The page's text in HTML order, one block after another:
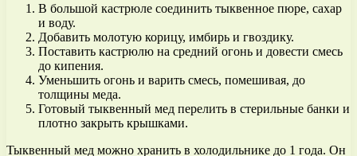
В большой кастрюле соединить тыквенное пюре, сахар
и воду.
Добавить молотую корицу, имбирь и гвоздику.
Поставить кастрюлю на средний огонь и довести смесь
до кипения.
Уменьшить огонь и варить смесь, помешивая, до
толщины меда.
Готовый тыквенный мед перелить в стерильные банки и
плотно закрыть крышками.
Тыквенный мед можно хранить в холодильнике до 1 года. Он